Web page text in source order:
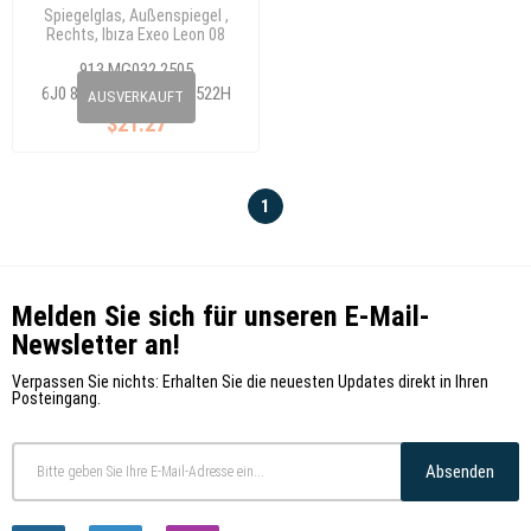
AUSVERKAUFT
Spiegelglas, Außenspiegel ,
Rechts, Ibıza Exeo Leon 08
913 MG032 2505
$21.27
6J0 857 522D-6J0 857 522H
1
Melden Sie sich für unseren E-Mail-
Newsletter an!
Verpassen Sie nichts: Erhalten Sie die neuesten Updates direkt in Ihren
Posteingang.
Absenden